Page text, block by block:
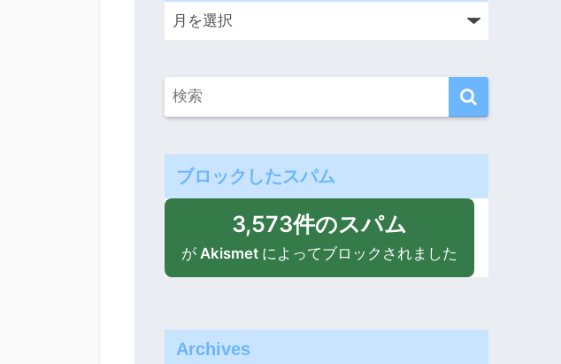
ブロックしたスパム
3,573件のスパム
が Akismet によってブロックされました
Archives